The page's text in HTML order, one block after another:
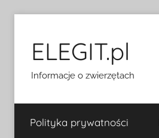
treściELEGIT.pl
Informacje o zwierzętach
Polityka prywatności